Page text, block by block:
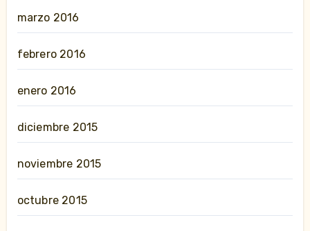
marzo 2016
febrero 2016
enero 2016
diciembre 2015
noviembre 2015
octubre 2015